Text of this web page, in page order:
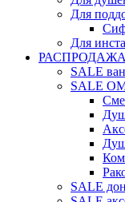
Для
Для
РАСПРОДАЖА
SALE
SALE
SALE